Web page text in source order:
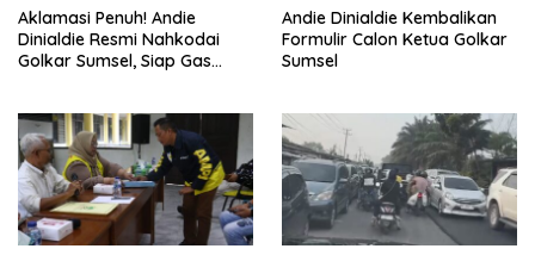
Aklamasi Penuh! Andie
Dinialdie Resmi Nahkodai
Golkar Sumsel, Siap Gas
Andie Dinialdie Kembalikan
Formulir Calon Ketua Golkar
Sumsel